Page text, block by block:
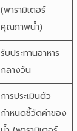
(พารามิเตอร์
คุณภาพน้ำ)
รับประทานอาหาร
กลางวัน
การประเมินตัว
กำหนดชี้วัดค่าของ